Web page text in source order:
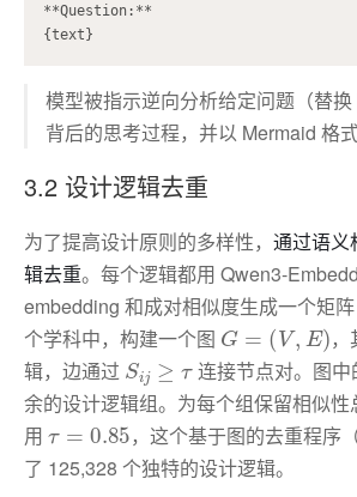
**Question:**
模型被指示逆向分析给定问题（替换
背后的思考过程，并以 Mermaid 格
3.2 设计逻辑去重
为了提高设计原则的多样性， 通过语义
辑去重。每个逻辑都用 Qwen3-
embedding 和成对相似度生成一个矩阵
个学科中，构建一个图
G=(V,
辑，边通过
Sij≥
连接节点对。图中
余的设计逻辑组。为每个组保留相似
用
τ=0.85
，这个基于图的去重程序
了 125,328 个独特的设计逻辑。